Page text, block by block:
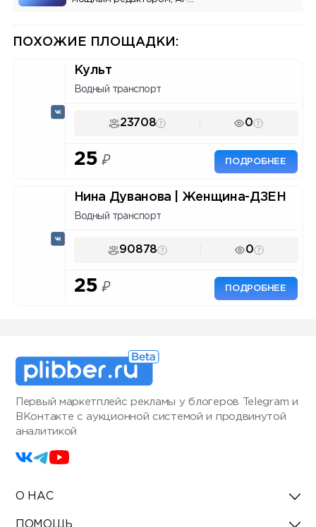
ПОХОЖИЕ ПЛОЩАДКИ:
Культ
Водный транспорт
23708 0
25 ₽ ПОДРОБНЕЕ
Нина Дуванова | Женщина-ДЗЕН
Водный транспорт
90878 0
25 ₽ ПОДРОБНЕЕ
Первый маркетплейс рекламы у блогеров Telegram и
ВКонтакте с аукционной системой и продвинутой
аналитикой
О НАС
ПОМОЩЬ